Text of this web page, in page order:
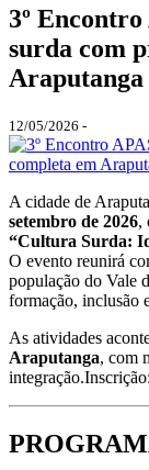
3º
surda com
Araputanga
12/05/2026 -
A cidade de
setembro de 2026,
“Cultura Surda:
O evento reunirá
população do Vale
formação, inclusão
As atividades
Araputanga, com
integração.Inscrição: